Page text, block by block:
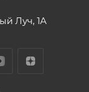
Луч, 1А